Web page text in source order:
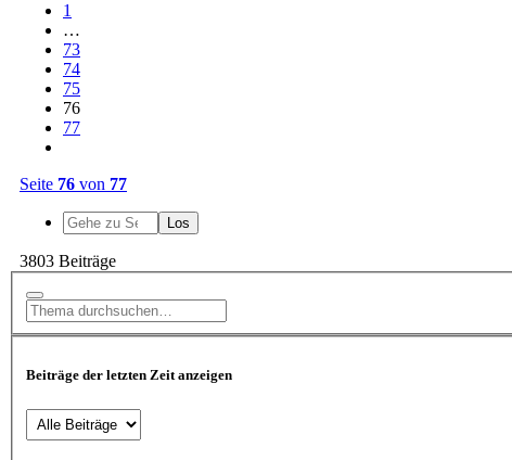
1
…
73
74
75
76
77
Seite 76 von 77
3803 Beiträge
Beiträge der letzten Zeit anzeigen